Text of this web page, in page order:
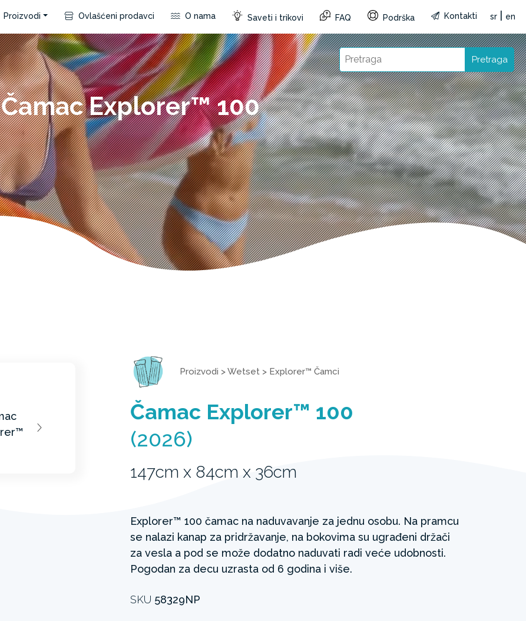
Proizvodi Ovlašćeni prodavci O nama Saveti i trikovi FAQ Podrška Kontakti sr en
Pretraga
Čamac Explorer™ 100
Proizvodi >Wetset > Explorer™ Čamci
Čamac Explorer™ 100
(2026)
147cm x 84cm x 36cm
Explorer™ 100 čamac na naduvavanje za jednu osobu. Na pramcu
se nalazi kanap za pridržavanje, na bokovima su ugrađeni držači
za vesla a pod se može dodatno naduvati radi veće udobnosti.
Pogodan za decu uzrasta od 6 godina i više.
SKU 58329NP